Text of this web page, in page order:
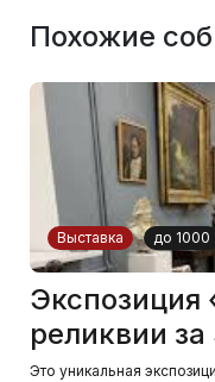
Похожие
Выставка до 1000
реликвии
Это уникальная